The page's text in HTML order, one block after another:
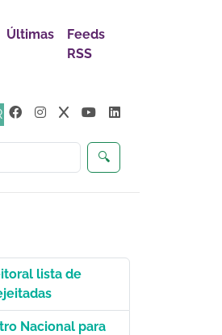
Últimas
Feeds
RSS
🔍
lista de
Nacional para